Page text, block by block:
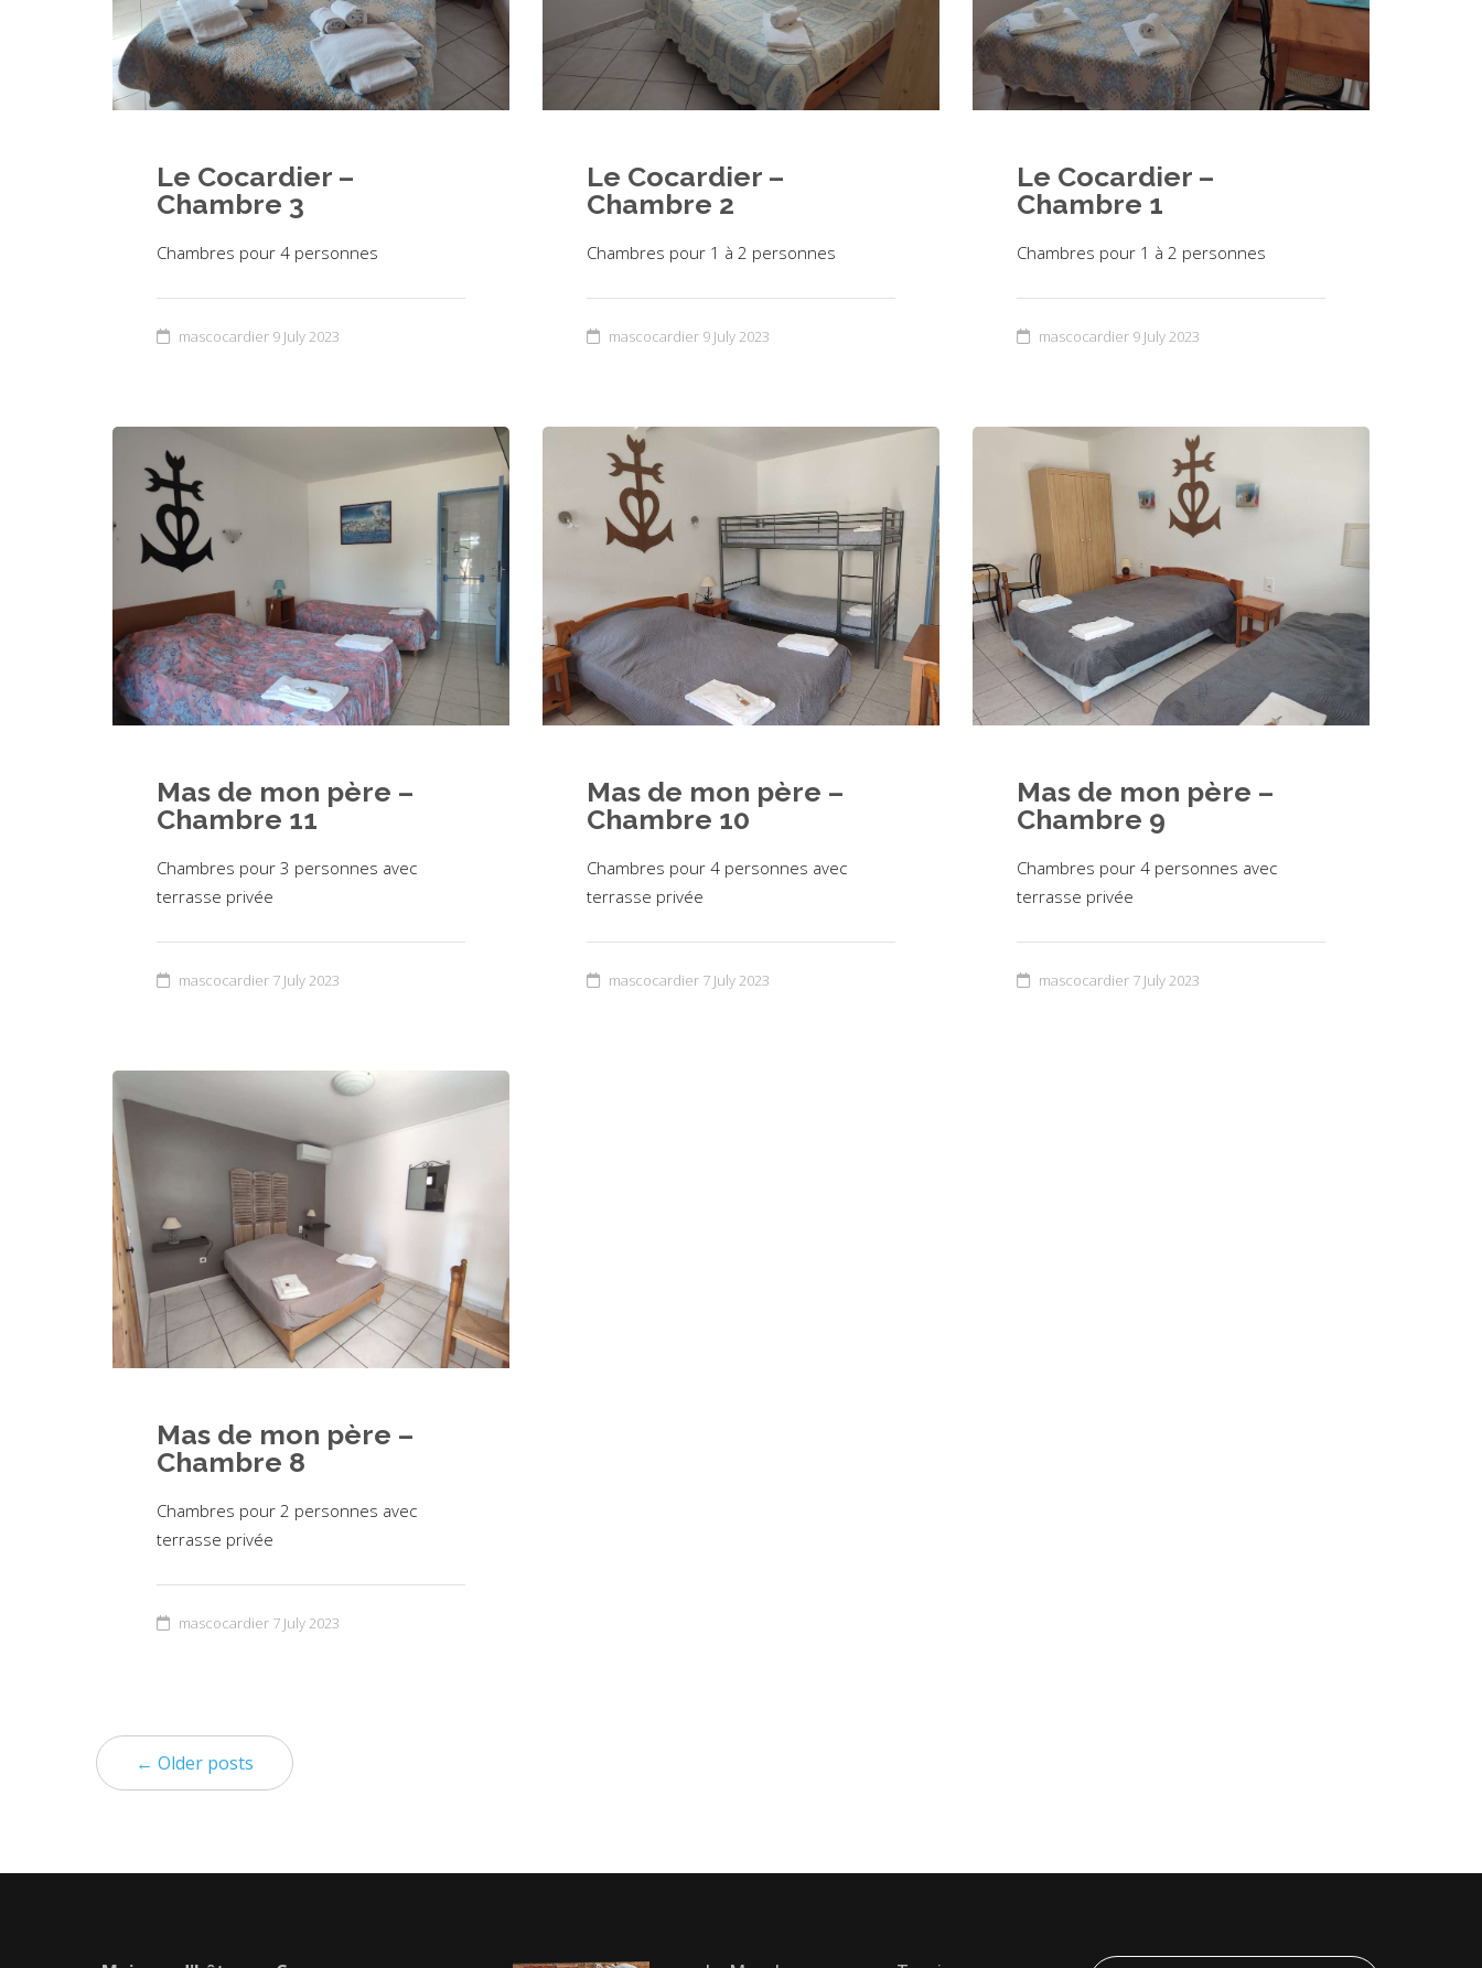
Le Cocardier –
Chambre 3
Chambres pour 4 personnes
mascocardier 9 July 2023
Le Cocardier –
Chambre 2
Chambres pour 1 à 2 personnes
mascocardier 9 July 2023
Le Cocardier –
Chambre 1
Chambres pour 1 à 2 personnes
mascocardier 9 July 2023
Mas de mon père –
Chambre 11
Chambres pour 3 personnes avec
terrasse privée
mascocardier 7 July 2023
Mas de mon père –
Chambre 10
Chambres pour 4 personnes avec
terrasse privée
mascocardier 7 July 2023
Mas de mon père –
Chambre 9
Chambres pour 4 personnes avec
terrasse privée
mascocardier 7 July 2023
Mas de mon père –
Chambre 8
Chambres pour 2 personnes avec
terrasse privée
mascocardier 7 July 2023
← Older posts